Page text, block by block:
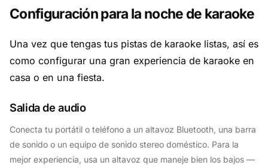
Configuración para la noche de karaoke
Una vez que tengas tus pistas de karaoke listas, así es
como configurar una gran experiencia de karaoke en
casa o en una fiesta.
Salida de audio
Conecta tu portátil o teléfono a un altavoz Bluetooth, una barra
de sonido o un equipo de sonido stereo doméstico. Para la
mejor experiencia, usa un altavoz que maneje bien los bajos —